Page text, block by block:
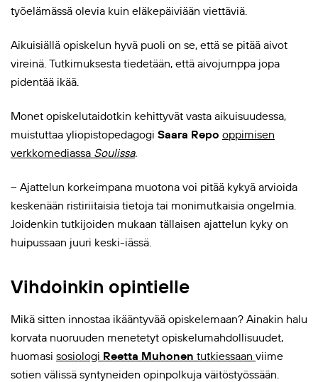
työelämässä olevia kuin eläkepäiviään viettäviä.
Aikuisiällä opiskelun hyvä puoli on se, että se pitää aivot
vireinä. Tutkimuksesta tiedetään, että aivojumppa jopa
pidentää ikää.
Monet opiskelutaidotkin kehittyvät vasta aikuisuudessa,
muistuttaa yliopistopedagogi Saara Repo oppimisen
verkkomediassa Soulissa.
– Ajattelun korkeimpana muotona voi pitää kykyä arvioida
keskenään ristiriitaisia tietoja tai monimutkaisia ongelmia.
Joidenkin tutkijoiden mukaan tällaisen ajattelun kyky on
huipussaan juuri keski-iässä.
Vihdoinkin opintielle
Mikä sitten innostaa ikääntyvää opiskelemaan? Ainakin halu
korvata nuoruuden menetetyt opiskelumahdollisuudet,
huomasi sosiologi Reetta Muhonen tutkiessaan viime
sotien välissä syntyneiden opinpolkuja väitöstyössään.